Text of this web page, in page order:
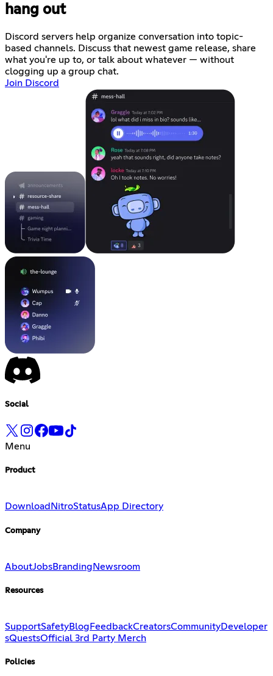
hang out
Discord servers help organize conversation into topic-
based channels. Discuss that newest game release, share
what you're up to, or talk about whatever — without
clogging up a group chat.
Join Discord
Social
Menu
Product
Download NitroStatusApp Directory
Company
AboutJobsBranding Newsroom
Resources
SupportSafetyBlog FeedbackCreatorsCommunityDeveloper
sQuestsOfficial 3rd Party Merch
Policies